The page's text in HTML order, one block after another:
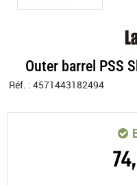
Outer barrel PSS
Réf. : 4571443182494
74,